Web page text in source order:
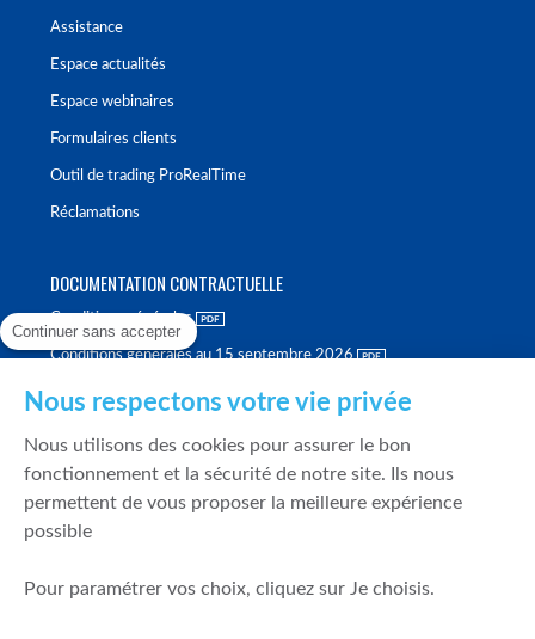
Assistance
Espace actualités
Espace webinaires
Formulaires clients
Outil de trading ProRealTime
Réclamations
DOCUMENTATION CONTRACTUELLE
Conditions générales
Conditions générales au 15 septembre 2026
Politique de meilleure sélection
Politique de durabilité
Fonds de garantie des dépôts et de résolution
Continuer sans accepter
Nous respectons votre vie privée
Nous utilisons des cookies pour assurer le bon
fonctionnement et la sécurité de notre site. Ils nous
permettent de vous proposer la meilleure expérience
possible
Pour paramétrer vos choix, cliquez sur Je choisis.